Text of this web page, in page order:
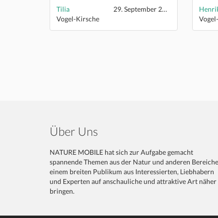
Tilia
29. September 2019
Vogel-Kirsche
Über Uns
NATURE MOBILE hat sich zur Aufgabe gemacht
spannende Themen aus der Natur und anderen
einem breiten Publikum aus Interessierten, Liebhabern
und Experten auf anschauliche und attraktive Art näher
bringen.